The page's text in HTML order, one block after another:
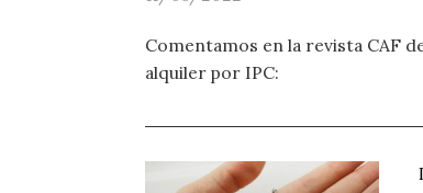
Comentamos en la revista CAF
alquiler por IPC: